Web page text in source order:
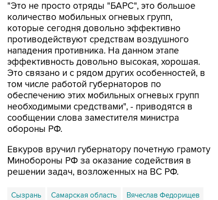
"Это не просто отряды "БАРС", это большое
количество мобильных огневых групп,
которые сегодня довольно эффективно
противодействуют средствам воздушного
нападения противника. На данном этапе
эффективность довольно высокая, хорошая.
Это связано и с рядом других особенностей, в
том числе работой губернаторов по
обеспечению этих мобильных огневых групп
необходимыми средствами", - приводятся в
сообщении слова заместителя министра
обороны РФ.
Евкуров вручил губернатору почетную грамоту
Минобороны РФ за оказание содействия в
решении задач, возложенных на ВС РФ.
Сызрань Самарская область Вячеслав Федорищев